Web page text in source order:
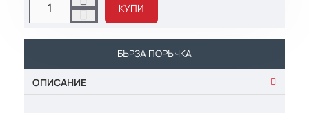
КУПИ
БЪРЗА ПОРЪЧКА
ОПИСАНИЕ